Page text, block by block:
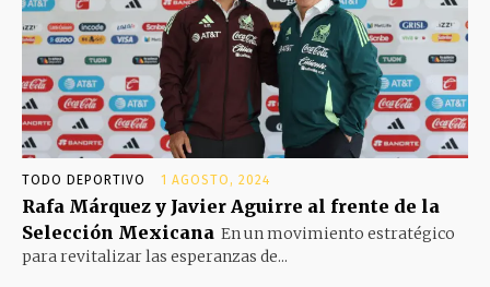
TODO DEPORTIVO 1 AGOSTO, 2024
Rafa Márquez y Javier Aguirre al frente de la
Selección Mexicana En un movimiento estratégico
para revitalizar las esperanzas de...